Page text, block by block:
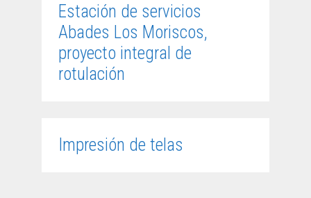
Estación de servicios
Abades Los Moriscos,
proyecto integral de
rotulación
Impresión de telas